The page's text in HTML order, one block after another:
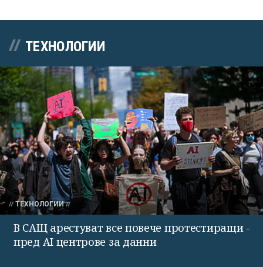
ТЕХНОЛОГИИ
ТЕХНОЛОГИИ
В САЩ арестуват все повече протестиращи -
пред AI центрове за данни